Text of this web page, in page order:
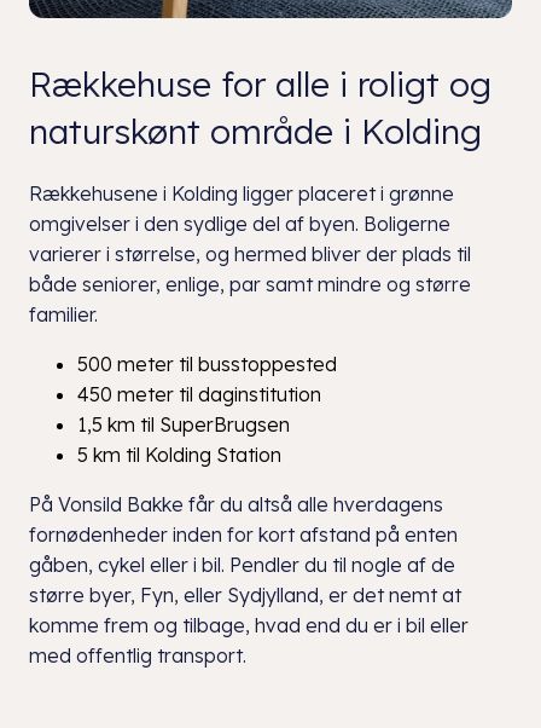
Rækkehuse for alle i roligt og
naturskønt område i Kolding
Rækkehusene i Kolding ligger placeret i grønne
omgivelser i den sydlige del af byen. Boligerne
varierer i størrelse, og hermed bliver der plads til
både seniorer, enlige, par samt mindre og større
familier.
500 meter til busstoppested
450 meter til daginstitution
1,5 km til SuperBrugsen
5 km til Kolding Station
På Vonsild Bakke får du altså alle hverdagens
fornødenheder inden for kort afstand på enten
gåben, cykel eller i bil. Pendler du til nogle af de
større byer, Fyn, eller Sydjylland, er det nemt at
komme frem og tilbage, hvad end du er i bil eller
med offentlig transport.